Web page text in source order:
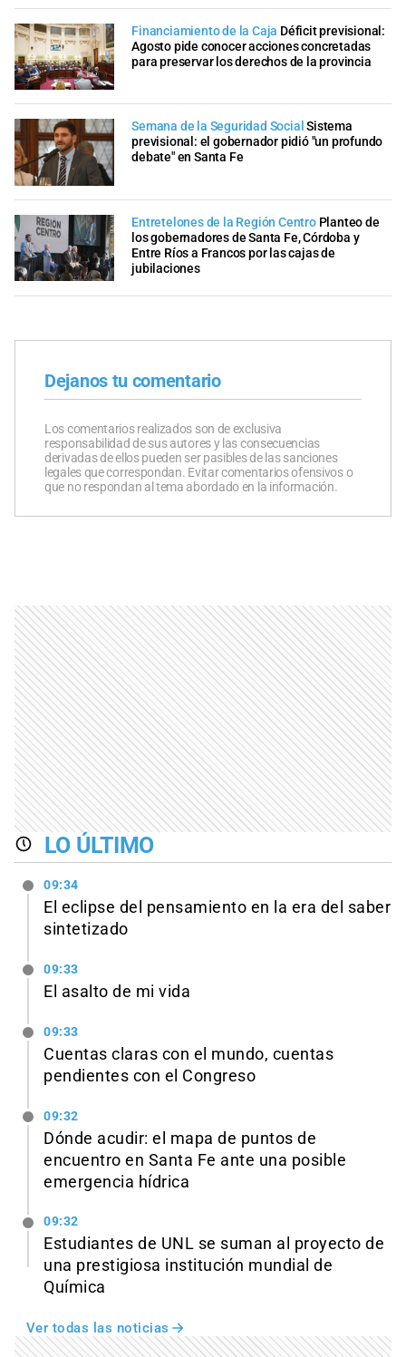
Financiamiento de la Caja Déficit previsional:
Agosto pide conocer acciones concretadas
para preservar los derechos de la provincia
Semana de la Seguridad SocialSistema
previsional: el gobernador pidió "un profundo
debate" en Santa Fe
Entretelones de la Región Centro Planteo de
los gobernadores de Santa Fe, Córdoba y
Entre Ríos a Francos por las cajas de
jubilaciones
Dejanos tu comentario
Los comentarios realizados son de exclusiva
responsabilidad de sus autores y las consecuencias
derivadas de ellos pueden ser pasibles de las sanciones
legales que correspondan. Evitar comentarios ofensivos o
que no respondan al tema abordado en la información.
LO ÚLTIMO
09:34
El eclipse del pensamiento en la era del saber
sintetizado
09:33
El asalto de mi vida
09:33
Cuentas claras con el mundo, cuentas
pendientes con el Congreso
09:32
Dónde acudir: el mapa de puntos de
encuentro en Santa Fe ante una posible
emergencia hídrica
09:32
Estudiantes de UNL se suman al proyecto de
una prestigiosa institución mundial de
Química
Ver todas las noticias